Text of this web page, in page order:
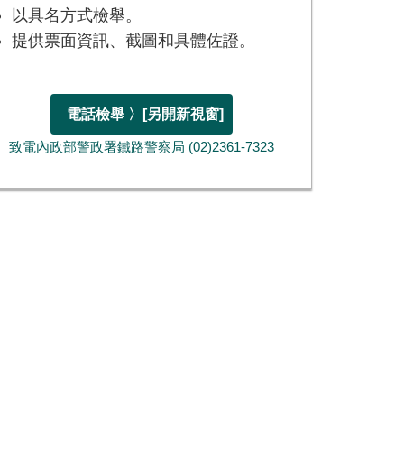
以具名方式檢舉。
提供票面資訊、截圖和具體佐證。
電話檢舉 〉 [另開新視窗]
致電內政部警政署鐵路警察局 (02)2361-7323